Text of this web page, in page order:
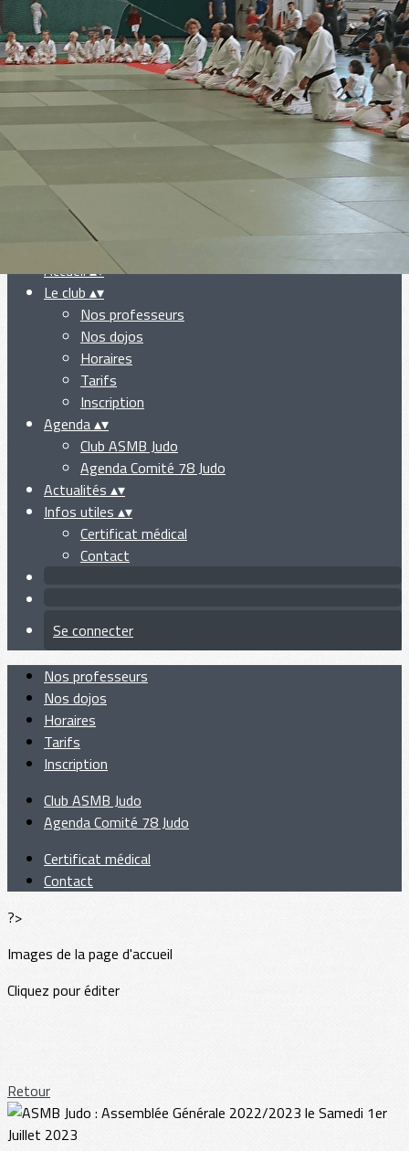
Exporter les lignes sélectionnées
Exporter toutes les colonnes
Exporter uniquement les colonnes affichées
Menu
Ajoutez un logo, un bouton, des réseaux sociaux
Cliquez pour éditer
Accueil▴▾
Le club ▴▾
Nos professeurs
Nos dojos
Horaires
Tarifs
Inscription
Agenda▴▾
Club ASMB Judo
Agenda Comité 78 Judo
Actualités ▴▾
Infos utiles ▴▾
Certificat médical
Contact
Se connecter
Nos professeurs
Nos dojos
Horaires
Tarifs
Inscription
Club ASMB Judo
Agenda Comité 78 Judo
Certificat médical
Contact
?>
Images de la page d'accueil
Cliquez pour éditer
Retour